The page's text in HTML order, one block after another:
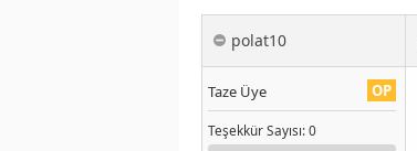
polat10
OP
Taze Üye
TeşekkürSayısı: 0